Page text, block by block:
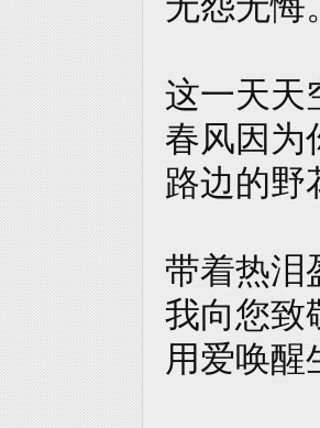
这一天天
春风因为
路边的野
带着热泪
我向您致
用爱唤醒